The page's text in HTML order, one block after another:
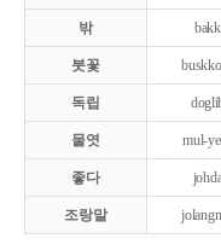
밖 bakk
붓꽃
독립
물엿 mul-
좋다
조랑말